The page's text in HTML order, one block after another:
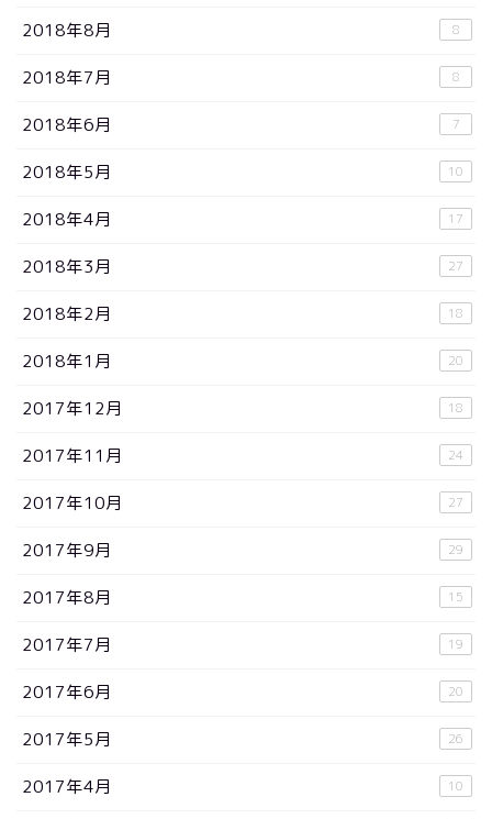
2018年8月 8
2018年7月 8
2018年6月 7
2018年5月 10
2018年4月 17
2018年3月 27
2018年2月 18
2018年1月 20
2017年12月 18
2017年11月 24
2017年10月 27
2017年9月 29
2017年8月 15
2017年7月 19
2017年6月 20
2017年5月 26
2017年4月 10